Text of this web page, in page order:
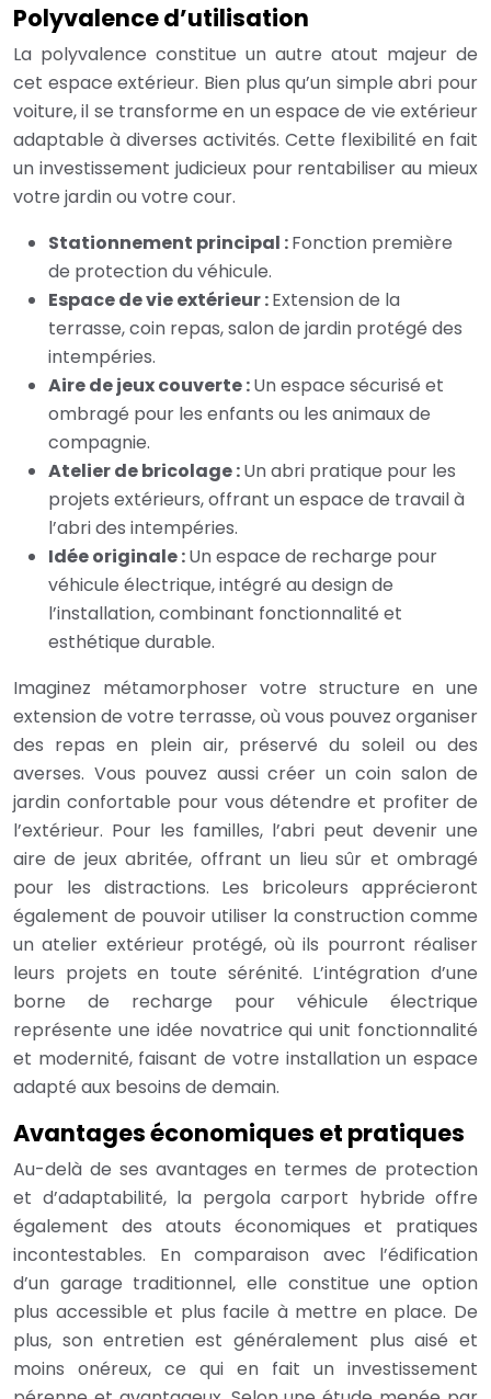
Polyvalence d’utilisation
La polyvalence constitue un autre atout majeur de
cet espace extérieur. Bien plus qu’un simple abri pour
voiture, il se transforme en un espace de vie extérieur
adaptable à diverses activités. Cette flexibilité en fait
un investissement judicieux pour rentabiliser au mieux
votre jardin ou votre cour.
Stationnement principal :Fonction première
de protection du véhicule.
Espace de vie extérieur :Extension de la
terrasse, coin repas, salon de jardin protégé des
intempéries.
Aire de jeux couverte :Un espace sécurisé et
ombragé pour les enfants ou les animaux de
compagnie.
Atelier de bricolage :Un abri pratique pour les
projets extérieurs, offrant un espace de travail à
l’abri des intempéries.
Idée originale :Un espace de recharge pour
véhicule électrique, intégré au design de
l’installation, combinant fonctionnalité et
esthétique durable.
Imaginez métamorphoser votre structure en une
extension de votre terrasse, où vous pouvez organiser
des repas en plein air, préservé du soleil ou des
averses. Vous pouvez aussi créer un coin salon de
jardin confortable pour vous détendre et profiter de
l’extérieur. Pour les familles, l’abri peut devenir une
aire de jeux abritée, offrant un lieu sûr et ombragé
pour les distractions. Les bricoleurs apprécieront
également de pouvoir utiliser la construction comme
un atelier extérieur protégé, où ils pourront réaliser
leurs projets en toute sérénité. L’intégration d’une
borne de recharge pour véhicule électrique
représente une idée novatrice qui unit fonctionnalité
et modernité, faisant de votre installation un espace
adapté aux besoins de demain.
Avantages économiques et pratiques
Au-delà de ses avantages en termes de protection
et d’adaptabilité, la pergola carport hybride offre
également des atouts économiques et pratiques
incontestables. En comparaison avec l’édification
d’un garage traditionnel, elle constitue une option
plus accessible et plus facile à mettre en place. De
plus, son entretien est généralement plus aisé et
moins onéreux, ce qui en fait un investissement